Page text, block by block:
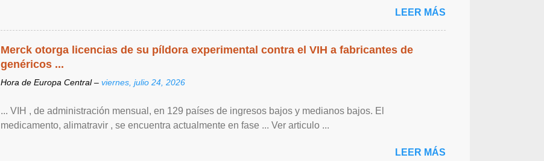
LEER MÁS
Merck otorga licencias de su píldora experimental contra el VIH a fabricantes de
genéricos ...
Hora de Europa Central – viernes, julio 24, 2026
... VIH , de ‌administración mensual, en 129 países de ingresos bajos y medianos bajos. El
medicamento, alimatravir , se encuentra actualmente en fase ... Ver articulo ...
LEER MÁS